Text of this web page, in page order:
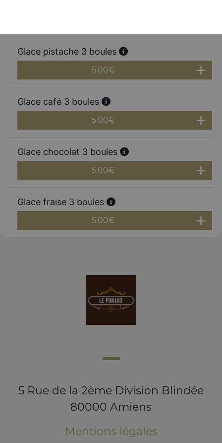
Glace pistache 3 boules
5.00€
Glace café 3 boules
5.00€
Glace chocolat 3 boules
5.00€
Glace fraise 3 boules
5.00€
5 Rue de la 2ème Division Blindée
80000 Amiens
Mentions légales